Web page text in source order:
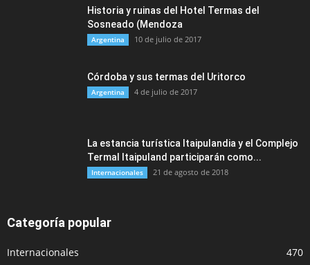
Historia y ruinas del Hotel Termas del
Sosneado (Mendoza
Argentina 10 de julio de 2017
Córdoba y sus termas del Uritorco
Argentina 4 de julio de 2017
La estancia turística Itaipulandia y el Complejo
Termal Itaipuland participarán como...
Internacionales 21 de agosto de 2018
Categoría popular
Internacionales
470